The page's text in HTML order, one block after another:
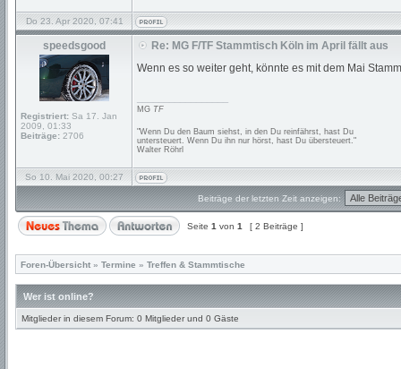
Do 23. Apr 2020, 07:41
speedsgood
Registriert: Sa 17. Jan
2009, 01:33
Beiträge: 2706
Re: MG F/TF Stammtisch Köln im April fällt aus
Wenn es so weiter geht, könnte es mit dem Mai
MG TF
"Wenn Du den Baum siehst, in den Du reinfährst, hast Du
untersteuert. Wenn Du ihn nur hörst, hast Du übersteuert."
Walter Röhrl
So 10. Mai 2020, 00:27
Beiträge der letzten Zeit anzeigen:
Seite 1 von 1 [ 2 Beiträge ]
Foren-Übersicht » Termine » Treffen & Stammtische
Wer ist online?
Mitglieder in diesem Forum: 0 Mitglieder und 0 Gäste